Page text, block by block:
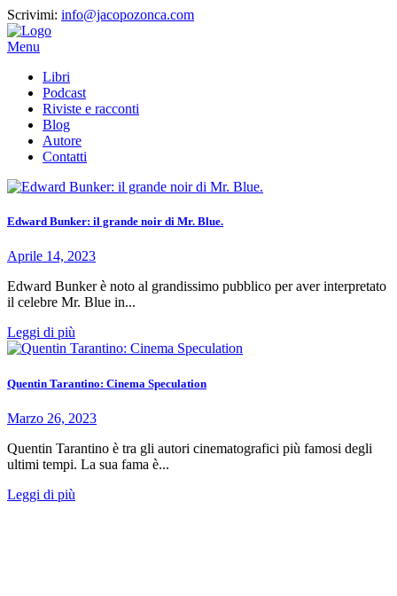
Scrivimi: info@jacopozonca.com
Menu
Libri
Podcast
Riviste e racconti
Blog
Autore
Contatti
Edward Bunker: il grande noir di Mr. Blue.
Aprile 14, 2023
Edward Bunker è noto al grandissimo pubblico per aver interpretato
il celebre Mr. Blue in...
Leggi di più
Quentin Tarantino: Cinema Speculation
Marzo 26, 2023
Quentin Tarantino è tra gli autori cinematografici più famosi degli
ultimi tempi. La sua fama è...
Leggi di più